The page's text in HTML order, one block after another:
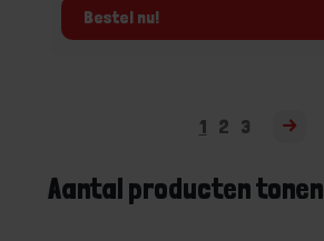
Bestel nu!
1 2 3
Aantal producten tonen